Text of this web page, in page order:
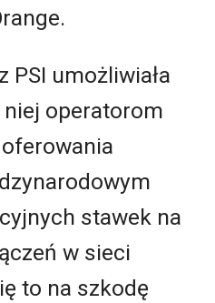
PSI umożliwiała
operatorom
stawek na
w sieci
to na szkodę